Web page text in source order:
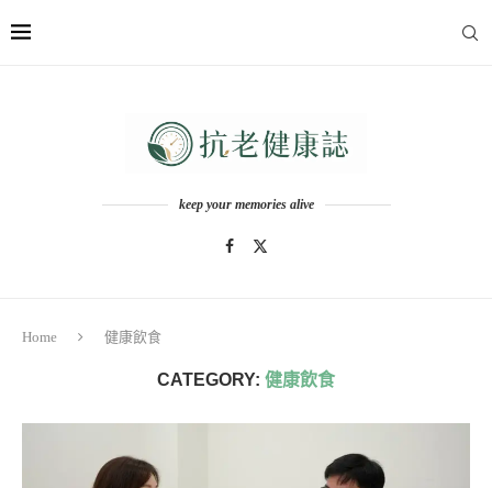
keep your memories alive
Home 健康飲食
CATEGORY: 健康飲食